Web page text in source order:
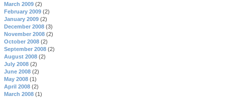
March 2009 (2)
February 2009 (2)
January 2009 (2)
December 2008 (3)
November 2008 (2)
October 2008 (2)
September 2008 (2)
August 2008 (2)
July 2008 (2)
June 2008 (2)
May 2008 (1)
April 2008 (2)
March 2008 (1)